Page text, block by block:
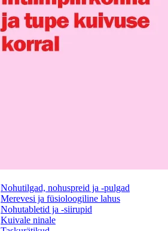
Nohutilgad, nohuspreid ja -pulgad
Merevesi ja füsioloogiline lahus
Nohutabletid ja -siirupid
Kuivale ninale